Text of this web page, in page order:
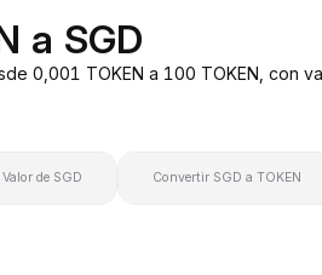
a SGD
0,001 TOKEN a 100 TOKEN, con
Valor de SGD Convertir SGD a TOKEN